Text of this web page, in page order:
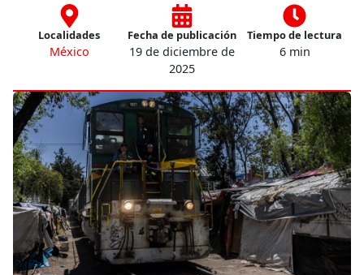
Localidades
México
Fecha de publicación
19 de diciembre de
2025
Tiempo de lectura
6 min